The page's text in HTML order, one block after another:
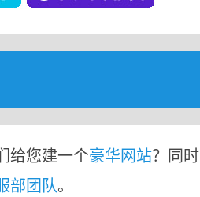
给您建一个豪华网站？同时
部团队。